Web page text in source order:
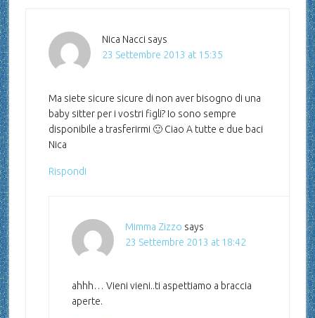
Nica Nacci says
23 Settembre 2013 at 15:35
Ma siete sicure sicure di non aver bisogno di una
baby sitter per i vostri figli? Io sono sempre
disponibile a trasferirmi 🙂 Ciao A tutte e due baci
Nica
Rispondi
Mimma Zizzo says
23 Settembre 2013 at 18:42
ahhh… Vieni vieni..ti aspettiamo a braccia
aperte.